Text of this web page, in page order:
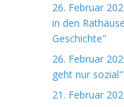
26. Februar
in den
Geschichte"
26. Februar
geht nur
21. Februar